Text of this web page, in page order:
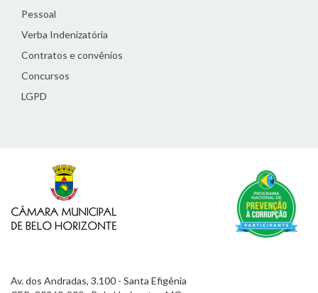
Pessoal
Verba Indenizatória
Contratos e convênios
Concursos
LGPD
Av. dos Andradas, 3.100 - Santa Efigênia